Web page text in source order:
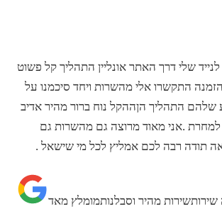
שלי דרך האתר אונליין התהליך קל פשוט
התקשרו אלי מהשרות ויחד סיכמנו על
שלהם התהליך הןההקל נוח ברור מהיר אדיב
למחרת .אני מאוד מרוצה גם מהשרות גם
תודה רבה לכם אמליץ לכל מי שישאל .
מהיר וסבלנותמומלץ מאד